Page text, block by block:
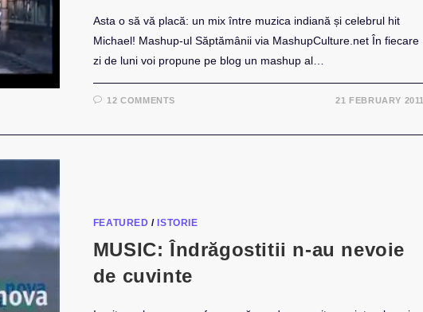
Asta o să vă placă: un mix între muzica indiană și celebrul hit
Michael! Mashup-ul Săptămânii via MashupCulture.net În fiecare
zi de luni voi propune pe blog un mashup al…
12 COMMENTS 21 FEBRUARY 2011
FEATURED / ISTORIE
MUSIC: Îndrăgostitii n-au nevoie
de cuvinte